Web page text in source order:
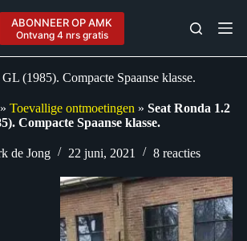
ABONNEER OP AMK
Ontvang 4 nrs gratis
(1985). Compacte Spaanse klasse.
»Toevallige ontmoetingen »Seat Ronda 1.2
Compacte Spaanse klasse.
de Jong 22 juni, 2021 8 reacties